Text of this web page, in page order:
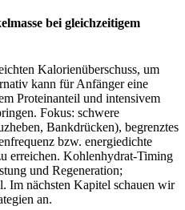
bei gleichzeitigem
Kalorienüberschuss, um
kann für Anfänger eine
Proteinanteil und intensivem
Fokus: schwere
Bankdrücken), begrenztes
bzw. energiedichte
erreichen. Kohlenhydrat‑Timing
und Regeneration;
Im nächsten Kapitel schauen wir
an.